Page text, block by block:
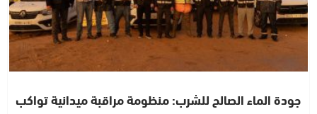
جودة الماء الصالح للشرب: منظومة مراقبة ميدانية تواكب